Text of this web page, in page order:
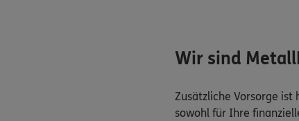
Wir sind
Zusätzliche Vorsorge
sowohl für Ihre